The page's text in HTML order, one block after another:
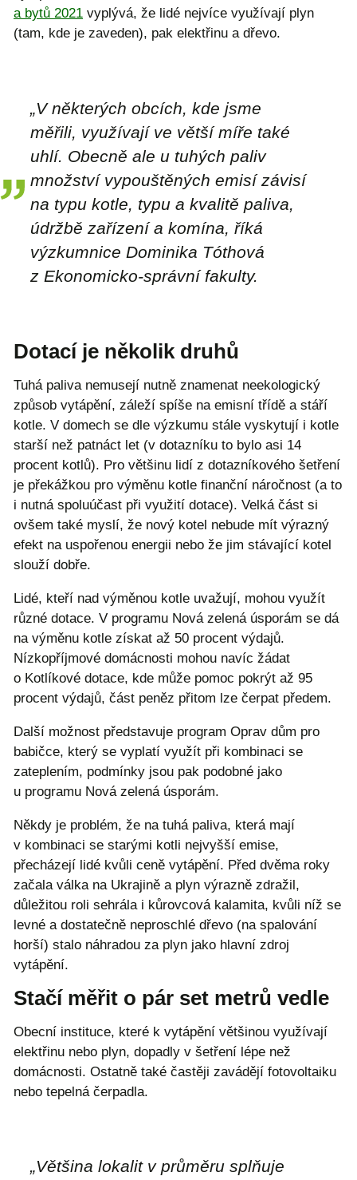
a bytů 2021 vyplývá, že lidé nejvíce využívají plyn
(tam, kde je zaveden), pak elektřinu a dřevo.
„V některých obcích, kde jsme
měřili, využívají ve větší míře také
uhlí. Obecně ale u tuhých paliv
množství vypouštěných emisí závisí
na typu kotle, typu a kvalitě paliva,
údržbě zařízení a komína, říká
výzkumnice Dominika Tóthová
z Ekonomicko-správní fakulty.
Dotací je několik druhů
Tuhá paliva nemusejí nutně znamenat neekologický
způsob vytápění, záleží spíše na emisní třídě a stáří
kotle. V domech se dle výzkumu stále vyskytují i kotle
starší než patnáct let (v dotazníku to bylo asi 14
procent kotlů). Pro většinu lidí z dotazníkového šetření
je překážkou pro výměnu kotle finanční náročnost (a to
i nutná spoluúčast při využití dotace). Velká část si
ovšem také myslí, že nový kotel nebude mít výrazný
efekt na uspořenou energii nebo že jim stávající kotel
slouží dobře.
Lidé, kteří nad výměnou kotle uvažují, mohou využít
různé dotace. V programu Nová zelená úsporám se dá
na výměnu kotle získat až 50 procent výdajů.
Nízkopříjmové domácnosti mohou navíc žádat
o Kotlíkové dotace, kde může pomoc pokrýt až 95
procent výdajů, část peněz přitom lze čerpat předem.
Další možnost představuje program Oprav dům pro
babičce, který se vyplatí využít při kombinaci se
zateplením, podmínky jsou pak podobné jako
u programu Nová zelená úsporám.
Někdy je problém, že na tuhá paliva, která mají
v kombinaci se starými kotli nejvyšší emise,
přecházejí lidé kvůli ceně vytápění. Před dvěma roky
začala válka na Ukrajině a plyn výrazně zdražil,
důležitou roli sehrála i kůrovcová kalamita, kvůli níž se
levné a dostatečně neproschlé dřevo (na spalování
horší) stalo náhradou za plyn jako hlavní zdroj
vytápění.
Stačí měřit o pár set metrů vedle
Obecní instituce, které k vytápění většinou využívají
elektřinu nebo plyn, dopadly v šetření lépe než
domácnosti. Ostatně také častěji zavádějí fotovoltaiku
nebo tepelná čerpadla.
„Většina lokalit v průměru splňuje